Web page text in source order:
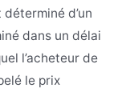
d’un
dans un délai
l’acheteur de
le prix